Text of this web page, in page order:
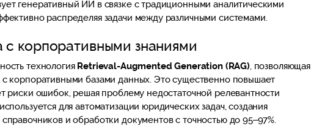
генеративный ИИ в связке с традиционными аналитическими
распределяя задачи между различными системами.
с корпоративными знаниями
технология Retrieval-Augmented Generation (RAG) , позволяющая
с корпоративными базами данных. Это существенно повышает
риски ошибок, решая проблему недостаточной релевантности
для автоматизации юридических задач, создания
и обработки документов с точностью до 95–97%.